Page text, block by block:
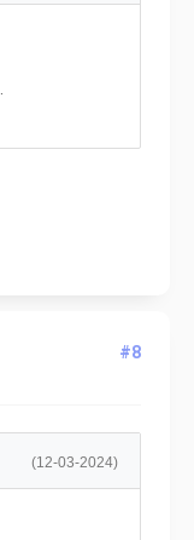
#8
(12-03-2024)